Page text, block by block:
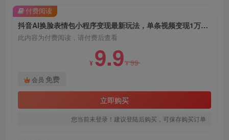
抖音AI换脸表情包小程序变现最新玩法，单条视频变现1万+，普通人也能轻松玩转！
此内容为付费阅读，请付费后查看
¥ 9.9¥99
会员 免费
立即购买
您当前未登录！建议登陆后购买，可保存购买订单
付费阅读